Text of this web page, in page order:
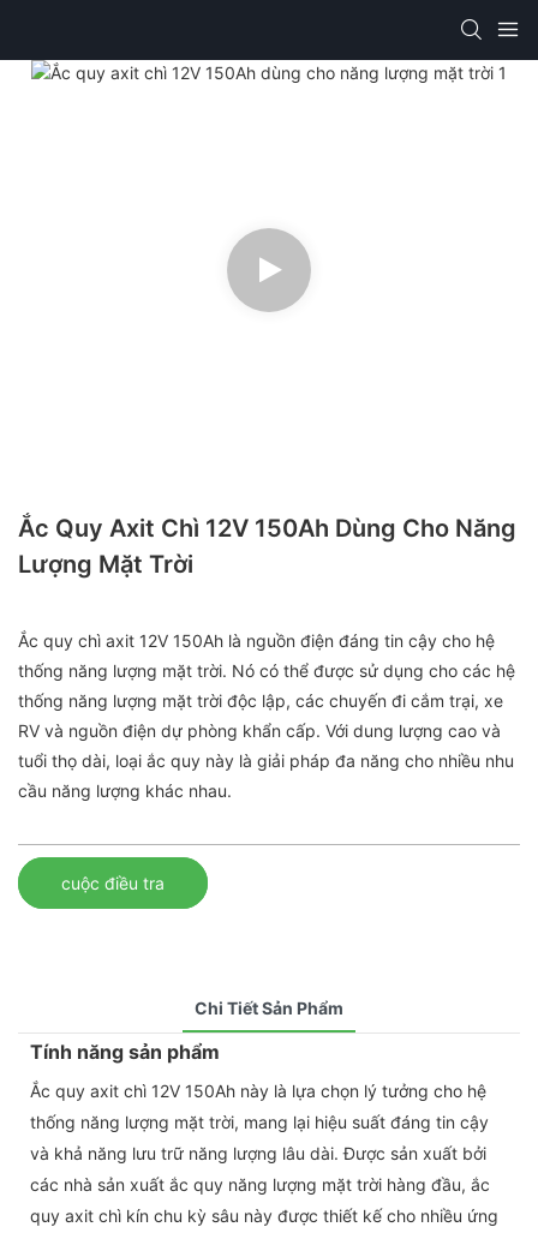
Ắc Quy Axit Chì 12V 150Ah Dùng Cho Năng
Lượng Mặt Trời
Ắc quy chì axit 12V 150Ah là nguồn điện đáng tin cậy cho hệ
thống năng lượng mặt trời. Nó có thể được sử dụng cho các hệ
thống năng lượng mặt trời độc lập, các chuyến đi cắm trại, xe
RV và nguồn điện dự phòng khẩn cấp. Với dung lượng cao và
tuổi thọ dài, loại ắc quy này là giải pháp đa năng cho nhiều nhu
cầu năng lượng khác nhau.
cuộc điều tra
Chi Tiết Sản Phẩm
Tính năng sản phẩm
Ắc quy axit chì 12V 150Ah này là lựa chọn lý tưởng cho hệ
thống năng lượng mặt trời, mang lại hiệu suất đáng tin cậy
và khả năng lưu trữ năng lượng lâu dài. Được sản xuất bởi
các nhà sản xuất ắc quy năng lượng mặt trời hàng đầu, ắc
quy axit chì kín chu kỳ sâu này được thiết kế cho nhiều ứng